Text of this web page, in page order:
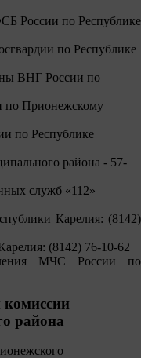
России по Республике
по Республике
ВНГ России по
Прионежскому
по Республике
района - 57-
служб «112»
Карелия: (8142)
(8142) 76-10-62
МЧС России по
комиссии
района